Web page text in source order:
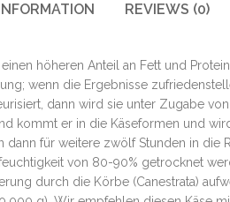
REVIEWS (0)
höheren Anteil an Fett und
wenn die Ergebnisse
dann wird sie unter Zugabe
kommt er in die Käseformen und
für weitere zwölf Stunden in die
von 80-90% getrocknet
durch die Körbe (Canestrata)